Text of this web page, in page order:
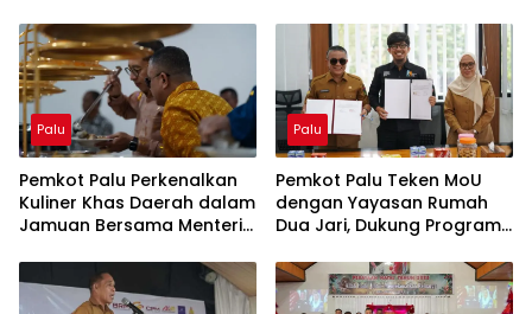
dan Mulut
Palu
Pemkot Palu Perkenalkan
Kuliner Khas Daerah dalam
Jamuan Bersama Menteri
Palu
Pemkot Palu Teken MoU
dengan Yayasan Rumah
Dua Jari, Dukung Program